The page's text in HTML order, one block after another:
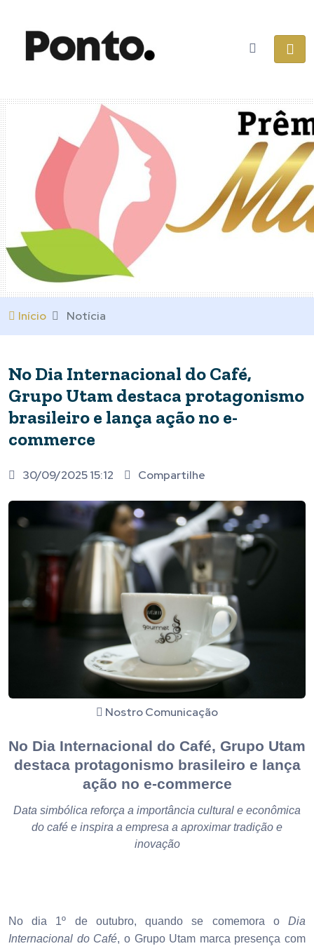
Início Notícia
No Dia Internacional do Café,
Grupo Utam destaca protagonismo
brasileiro e lança ação no e-
commerce
30/09/2025 15:12 Compartilhe
Nostro Comunicação
No Dia Internacional do Café, Grupo Utam
destaca protagonismo brasileiro e lança
ação no e-commerce
Data simbólica reforça a importância cultural e econômica
do café e inspira a empresa a aproximar tradição e
inovação
No dia 1º de outubro, quando se comemora o Dia
Internacional do Café, o Grupo Utam marca presença com